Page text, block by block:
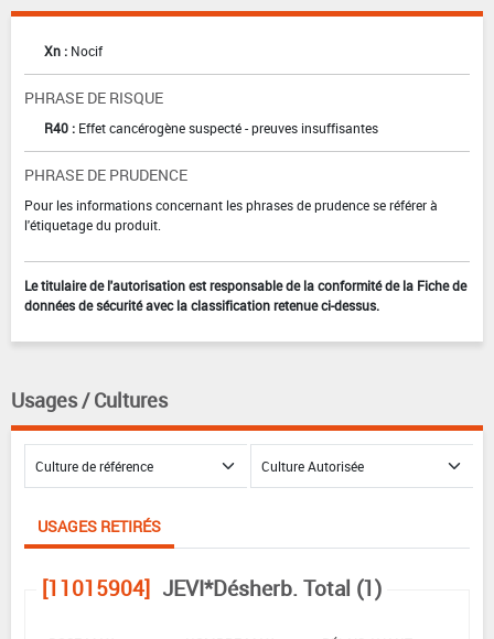
Xn : Nocif
PHRASE DE RISQUE
R40 : Effet cancérogène suspecté - preuves insuffisantes
PHRASE DE PRUDENCE
Pour les informations concernant les phrases de prudence se référer à
l'étiquetage du produit.
Le titulaire de l'autorisation est responsable de la conformité de la Fiche de
données de sécurité avec la classification retenue ci-dessus.
Usages / Cultures
USAGES RETIRÉS
[11015904] JEVI*Désherb. Total (1)